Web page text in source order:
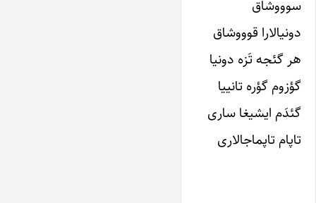
سوووشاق
دونیالارا قوووشاق
هر گئجه تَزه دونیا
گؤزوم گؤره تانییا
گئدَم ایشیغا ساری
تاپام تاپماجالاری